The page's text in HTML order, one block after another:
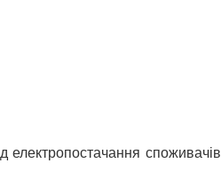
електропостачання споживачів